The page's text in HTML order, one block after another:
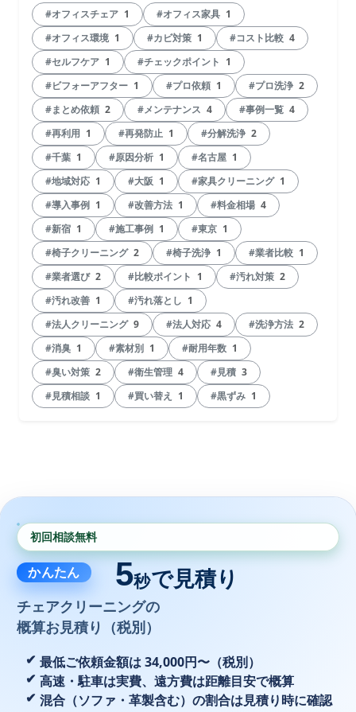
#オフィスチェア 1 #オフィス家具 1
#オフィス環境 1 #カビ対策 1 #コスト比較 4
#セルフケア 1 #チェックポイント 1
#ビフォーアフター 1 #プロ依頼 1 #プロ洗浄 2
#まとめ依頼 2 #メンテナンス 4 #事例一覧 4
#再利用 1 #再発防止 1 #分解洗浄 2
#千葉 1 #原因分析 1 #名古屋 1
#地域対応 1 #大阪 1 #家具クリーニング 1
#導入事例 1 #改善方法 1 #料金相場 4
#新宿 1 #施工事例 1 #東京 1
#椅子クリーニング 2 #椅子洗浄 1 #業者比較 1
#業者選び 2 #比較ポイント 1 #汚れ対策 2
#汚れ改善 1 #汚れ落とし 1
#法人クリーニング 9 #法人対応 4 #洗浄方法 2
#消臭 1 #素材別 1 #耐用年数 1
#臭い対策 2 #衛生管理 4 #見積 3
#見積相談 1 #買い替え 1 #黒ずみ 1
初回相談無料
かんたん 5秒で見積り
チェアクリーニングの
概算お見積り（税別）
最低ご依頼金額は 34,000円〜（税別）
高速・駐車は実費、遠方費は距離目安で概算
混合（ソファ・革製含む）の割合は見積り時に確認